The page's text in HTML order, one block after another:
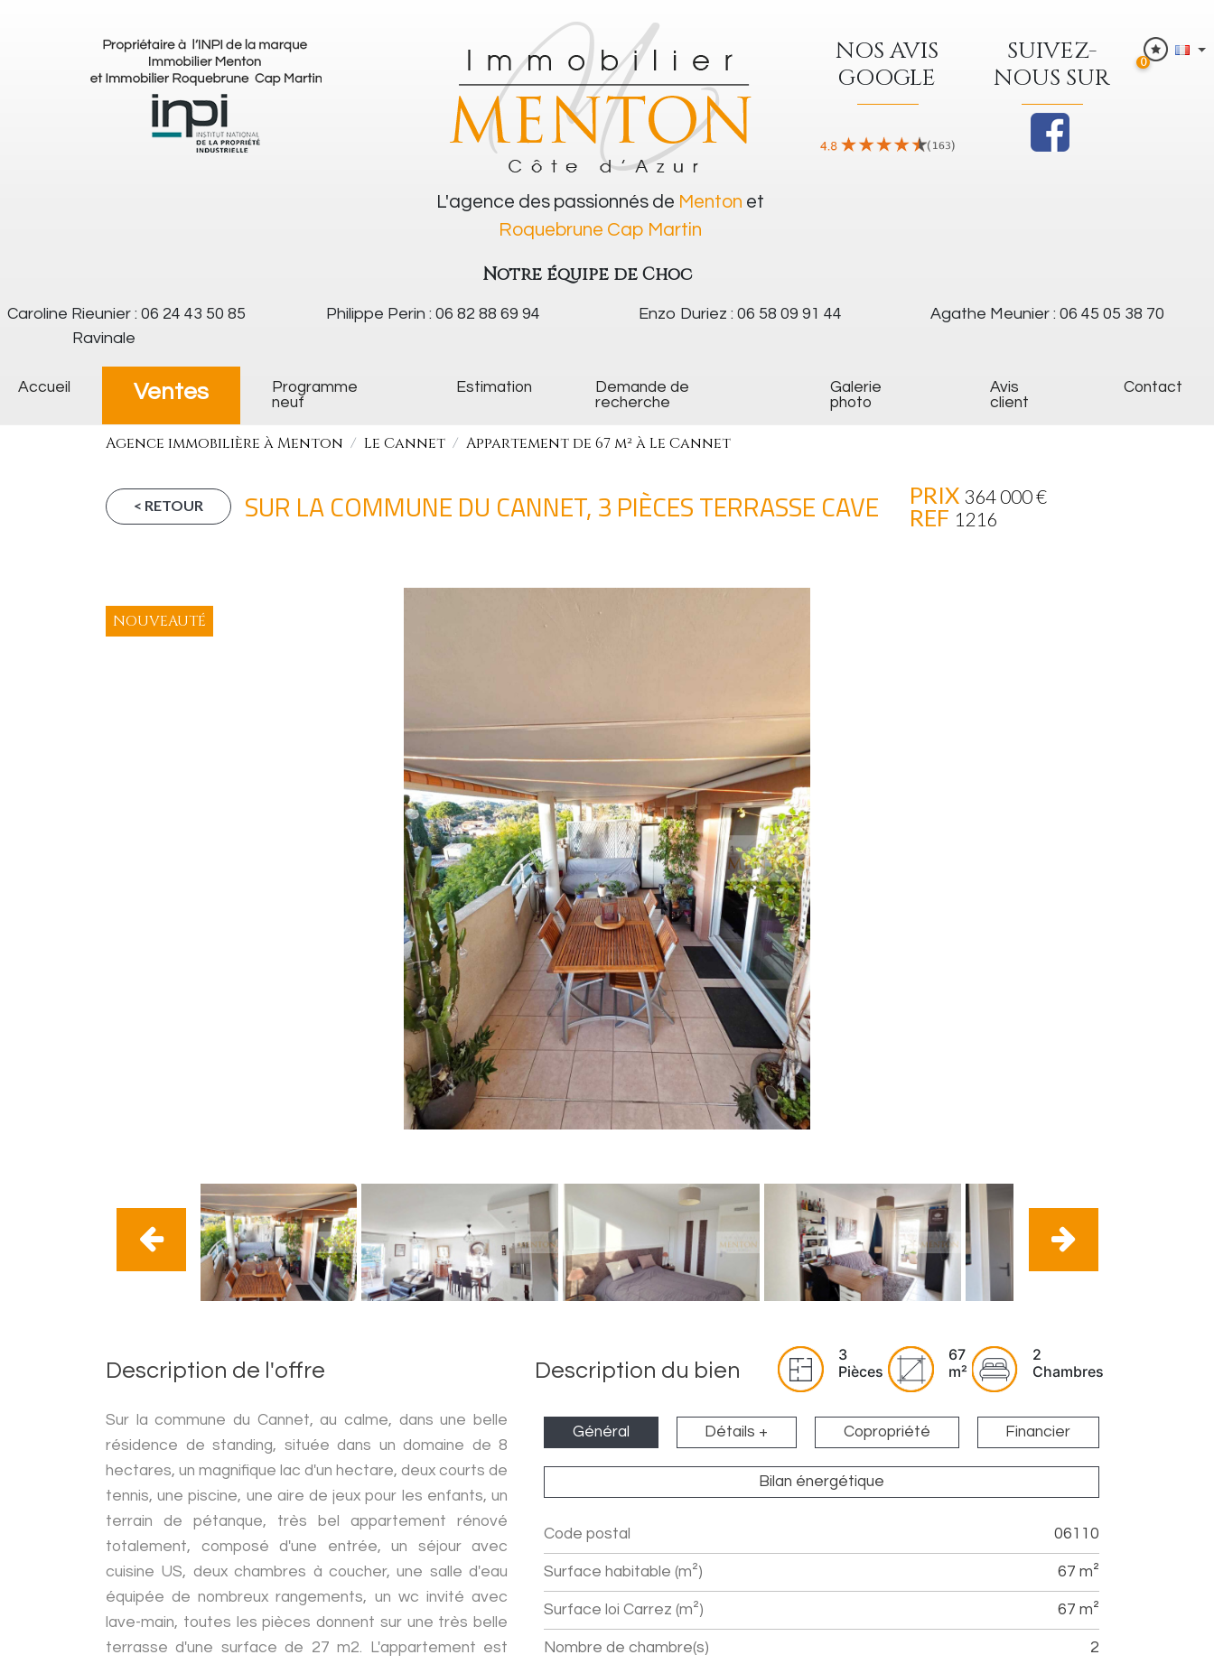
L'agence des passionnés de Menton et
Roquebrune Cap Martin
NOS AVIS
GOOGLE
SUIVEZ-
NOUS SUR
0
Notre équipe de Choc
Caroline Rieunier : 06 24 43 50 85
Ravinale
Philippe Perin : 06 82 88 69 94 Enzo Duriez : 06 58 09 91 44 Agathe Meunier : 06 45 05 38 70
Accueil Ventes
Programme
neuf
Estimation
Demande de
recherche
galerie
photo
Avis
client
Contact
Agence immobilière à Menton Le Cannet Appartement de 67 m² à Le Cannet
< RETOUR SUR LA COMMUNE DU CANNET, 3 PIÈCES TERRASSE CAVE PRIX 364 000€
REF 1216
BIEN VENDU
NOUVEAUTÉ
Description de l'offre
Sur la commune du Cannet, au calme, dans une belle
résidence de standing, située dans un domaine de 8
hectares, un magnifique lac d'un hectare, deux courts de
tennis, une piscine, une aire de jeux pour les enfants, un
terrain de pétanque, très bel appartement rénové
totalement, composé d'une entrée, un séjour avec
cuisine US, deux chambres à coucher, une salle d'eau
équipée de nombreux rangements, un wc invité avec
lave-main, toutes les pièces donnent sur une très belle
terrasse d'une surface de 27 m2. L'appartement est
Description du bien
3
Pièces
67
m²
2
Chambres
Général Détails + Copropriété Financier
Bilan énergétique
Label Value
Code postal 06110
Surface habitable (m²) 67 m²
Surface loi Carrez (m²) 67 m²
Nombre de chambre(s) 2